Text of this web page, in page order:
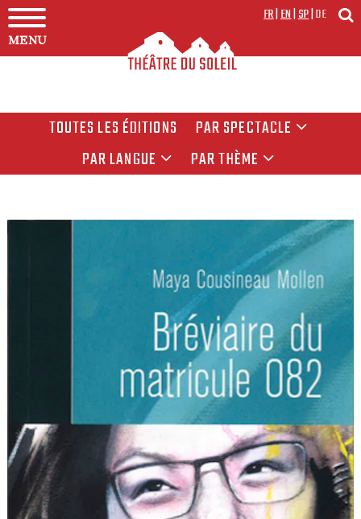
MENU
FR|EN|SP|DE
TOUTES LES ÉDITIONS
PAR SPECTACLE
PAR LANGUE
PAR THÈME